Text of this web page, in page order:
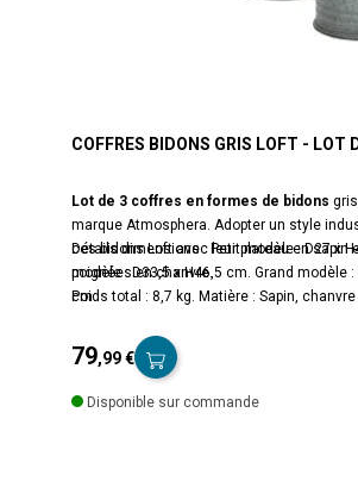
COFFRES BIDONS GRIS LOFT - LOT
Lot de 3 coffres en formes de bidons
marque Atmosphera. Adopter un style
ces bidons Loft avec leur plateau en sapin
poignées en chanvre.
Détails dimensions : Petit modèle : D27 x
modèle : D33,5 x H46,5 cm. Grand modèle :
cm.
Poids total : 8,7 kg. Matière : Sapin, chanvre
79,99 €
Disponible sur commande